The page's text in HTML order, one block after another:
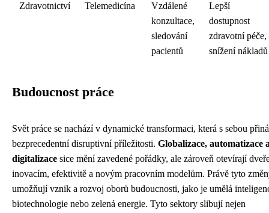
Zdravotnictví Telemedicína
Vzdálené
konzultace,
sledování
pacientů
Lepší
dostupnost
zdravotní péče,
snížení nákladů
Budoucnost práce
Svět práce se nachází v dynamické transformaci, která s sebou
bezprecedentní disruptivní příležitosti. Globalizace, automatizace
digitalizace sice mění zavedené pořádky, ale zároveň otevírají
inovacím, efektivitě a novým pracovním modelům. Právě tyto
umožňují vznik a rozvoj oborů budoucnosti, jako je umělá
biotechnologie nebo zelená energie. Tyto sektory slibují nejen